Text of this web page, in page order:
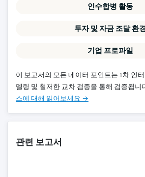
인수합병 활동
투자 및 자금 조달 환
기업 프로파일
이 보고서의 모든 데이터 포인트는 1차 인
델링 및 철저한 교차 검증을 통해 검증됩니
스에 대해 읽어보세요 →
관련 보고서